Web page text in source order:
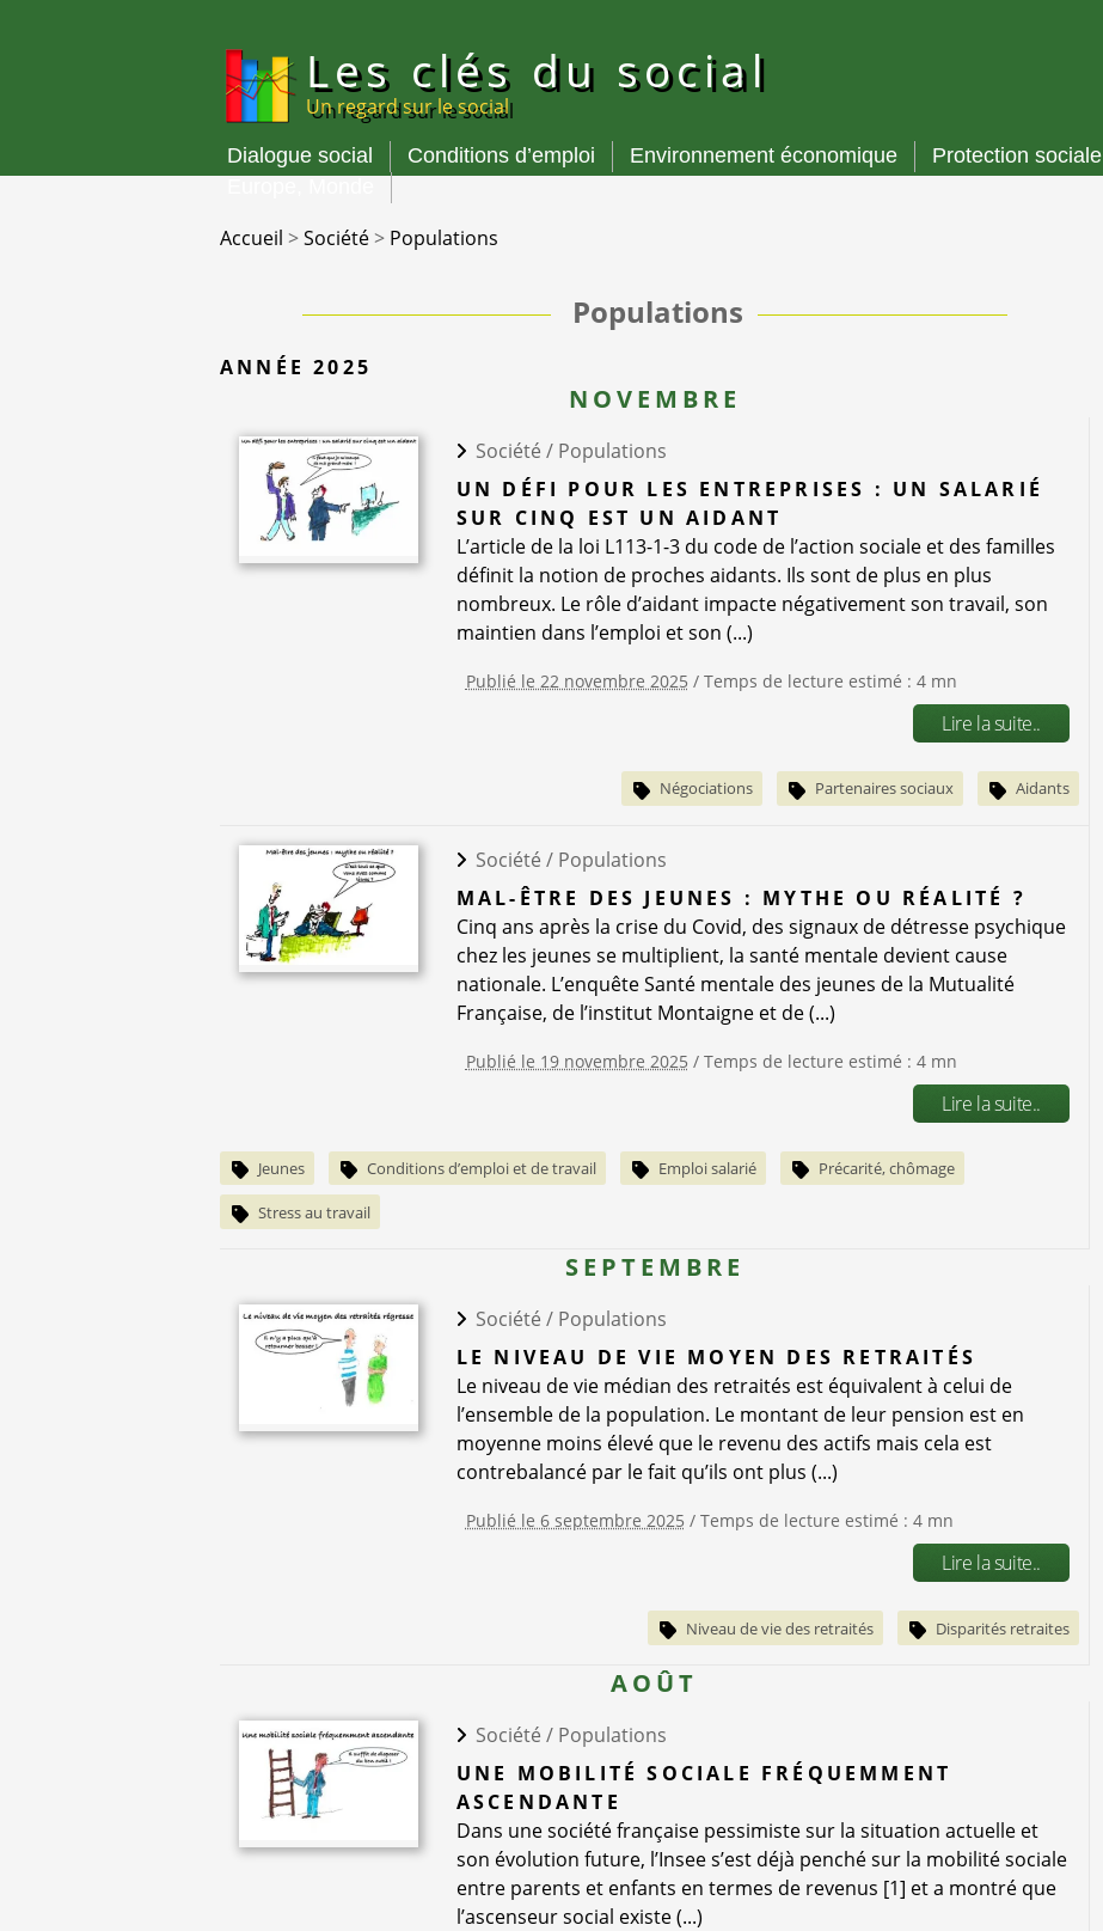
Les clés du social
Un regard sur le social
Menu
Dialogue social Conditions d’emploi Environnement économique Protection sociale
Accueil >Société> Populations
Populations
ANNÉE 2025
NOVEMBRE
Société / Populations
UN DÉFI POUR LES ENTREPRISES : UN SALARIÉ
SUR CINQ EST UN AIDANT
L’article de la loi L113-1-3 du code de l’action sociale et des familles
définit la notion de proches aidants. Ils sont de plus en plus
nombreux. Le rôle d’aidant impacte négativement son travail, son
maintien dans l’emploi et son (...)
Publié le 22 novembre 2025 / Temps de lecture estimé : 4 mn
Lire la suite..
Négociations Partenaires sociaux Aidants
Société / Populations
MAL-ÊTRE DES JEUNES : MYTHE OU RÉALITÉ ?
Cinq ans après la crise du Covid, des signaux de détresse psychique
chez les jeunes se multiplient, la santé mentale devient cause
nationale. L’enquête Santé mentale des jeunes de la Mutualité
Française, de l’institut Montaigne et de (...)
Publié le 19 novembre 2025 / Temps de lecture estimé : 4 mn
Lire la suite..
Jeunes Conditions d’emploi et de travail Emploi salarié Précarité, chômage
Stress au travail
SEPTEMBRE
Société / Populations
LE NIVEAU DE VIE MOYEN DES RETRAITÉS
Le niveau de vie médian des retraités est équivalent à celui de
l’ensemble de la population. Le montant de leur pension est en
moyenne moins élevé que le revenu des actifs mais cela est
contrebalancé par le fait qu’ils ont plus (...)
Publié le 6 septembre 2025 / Temps de lecture estimé : 4 mn
Lire la suite..
Niveau de vie des retraités Disparités retraites
AOÛT
Société / Populations
UNE MOBILITÉ SOCIALE FRÉQUEMMENT
ASCENDANTE
Dans une société française pessimiste sur la situation actuelle et
son évolution future, l’Insee s’est déjà penché sur la mobilité sociale
entre parents et enfants en termes de revenus [1] et a montré que
l’ascenseur social existe (...)